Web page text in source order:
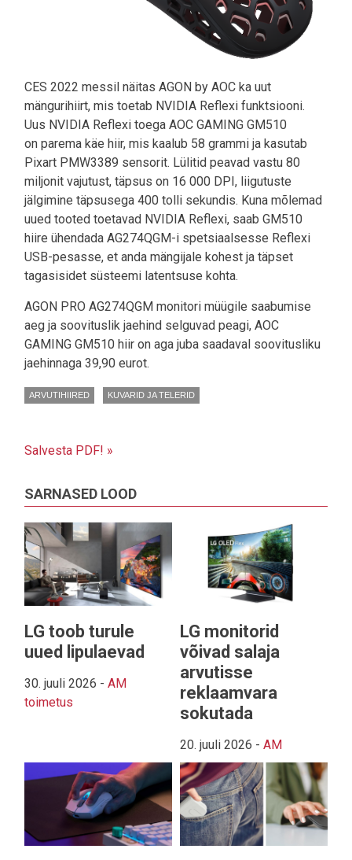
CES 2022 messil näitas AGON by AOC ka uut
mängurihiirt, mis toetab NVIDIA Reflexi funktsiooni.
Uus NVIDIA Reflexi toega AOC GAMING GM510
on parema käe hiir, mis kaalub 58 grammi ja kasutab
Pixart PMW3389 sensorit. Lülitid peavad vastu 80
miljonit vajutust, täpsus on 16 000 DPI, liigutuste
jälgimine täpsusega 400 tolli sekundis. Kuna mõlemad
uued tooted toetavad NVIDIA Reflexi, saab GM510
hiire ühendada AG274QGM-i spetsiaalsesse Reflexi
USB-pesasse, et anda mängijale kohest ja täpset
tagasisidet süsteemi latentsuse kohta.
AGON PRO AG274QGM monitori müügile saabumise
aeg ja soovituslik jaehind selguvad peagi, AOC
GAMING GM510 hiir on aga juba saadaval soovitusliku
jaehinnaga 39,90 eurot.
ARVUTIHIIRED KUVARID JA TELERID
Salvesta PDF! »
SARNASED LOOD
LG toob turule
uued lipulaevad
30. juuli 2026 - AM
toimetus
LG monitorid
võivad salaja
arvutisse
reklaamvara
sokutada
20. juuli 2026 - AM